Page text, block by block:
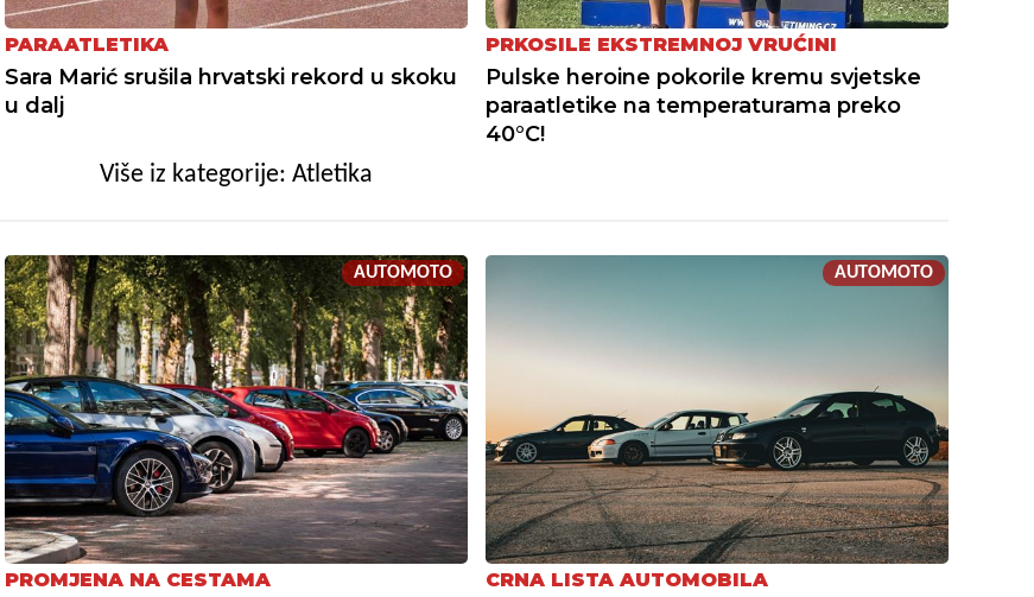
PARAATLETIKA
Sara Marić srušila hrvatski rekord u skoku
u dalj
PRKOSILE EKSTREMNOJ VRUĆINI
Pulske heroine pokorile kremu svjetske
paraatletike na temperaturama preko
40°C!
Više iz kategorije: Atletika
AUTOMOTO
PROMJENA NA CESTAMA
AUTOMOTO
CRNA LISTA AUTOMOBILA